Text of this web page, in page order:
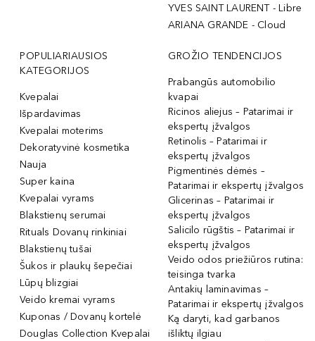
YVES SAINT LAURENT - Libre
ARIANA GRANDE - Cloud
POPULIARIAUSIOS
KATEGORIJOS
Kvepalai
Išpardavimas
Kvepalai moterims
Dekoratyvinė kosmetika
Nauja
Super kaina
Kvepalai vyrams
Blakstienų serumai
Rituals Dovanų rinkiniai
Blakstienų tušai
Šukos ir plaukų šepečiai
Lūpų blizgiai
Veido kremai vyrams
Kuponas / Dovanų kortelė
Douglas Collection Kvepalai
GROŽIO TENDENCIJOS
Prabangūs automobilio
kvapai
Ricinos aliejus – Patarimai ir
ekspertų įžvalgos
Retinolis – Patarimai ir
ekspertų įžvalgos
Pigmentinės dėmės –
Patarimai ir ekspertų įžvalgos
Glicerinas – Patarimai ir
ekspertų įžvalgos
Salicilo rūgštis – Patarimai ir
ekspertų įžvalgos
Veido odos priežiūros rutina:
teisinga tvarka
Antakių laminavimas –
Patarimai ir ekspertų įžvalgos
Ką daryti, kad garbanos
išliktų ilgiau